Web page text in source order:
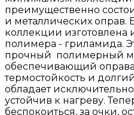
преимущественно
и металлических оправ.
коллекции изготовлена
полимера - гриламида.
прочный полимерный
обеспечивающий
термостойкость и
обладает
устойчив к нагреву.
беспокоиться, за очки,